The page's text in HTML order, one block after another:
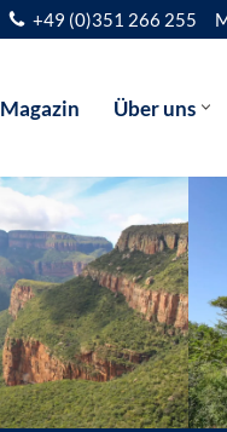
+49 (0)351 266 255
Magazin Über uns